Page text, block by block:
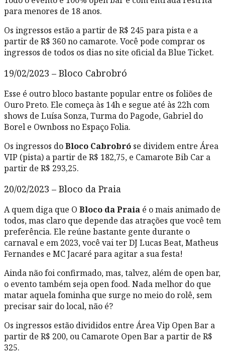
para menores de 18 anos.
Os ingressos estão a partir de R$ 245 para pista e a
partir de R$ 360 no camarote. Você pode comprar os
ingressos de todos os dias no site oficial da Blue Ticket.
19/02/2023 – Bloco Cabrobró
Esse é outro bloco bastante popular entre os foliões de
Ouro Preto. Ele começa às 14h e segue até às 22h com
shows de Luísa Sonza, Turma do Pagode, Gabriel do
Borel e Ownboss no Espaço Folia.
Os ingressos doBloco Cabrobró se dividem entre Área
VIP (pista) a partir de R$ 182,75, e Camarote Bib Car a
partir de R$ 293,25.
20/02/2023 – Bloco da Praia
A quem diga que O Bloco da Praia é o mais animado de
todos, mas claro que depende das atrações que você tem
preferência. Ele reúne bastante gente durante o
carnaval e em 2023, você vai ter DJ Lucas Beat, Matheus
Fernandes e MC Jacaré para agitar a sua festa!
Ainda não foi confirmado, mas, talvez, além de open bar,
o evento também seja open food. Nada melhor do que
matar aquela fominha que surge no meio do rolê, sem
precisar sair do local, não é?
Os ingressos estão divididos entre Área Vip Open Bar a
partir de R$ 200, ou Camarote Open Bar a partir de R$
325.